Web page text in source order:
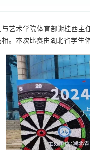
艺术学院体育部谢桂西主
。本次比赛由湖北省学生